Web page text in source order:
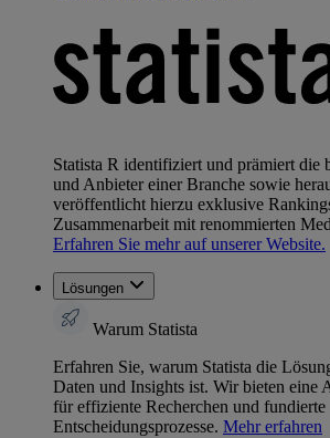
Statista R identifiziert und prämiert die
und Anbieter einer Branche sowie
veröffentlicht hierzu exklusive
Zusammenarbeit mit renommierten
Erfahren Sie mehr auf unserer Website.
Lösungen
Warum Statista
Erfahren Sie, warum Statista die
Daten und Insights ist. Wir bieten eine
für effiziente Recherchen und fundierte
Entscheidungsprozesse. Mehr erfahren